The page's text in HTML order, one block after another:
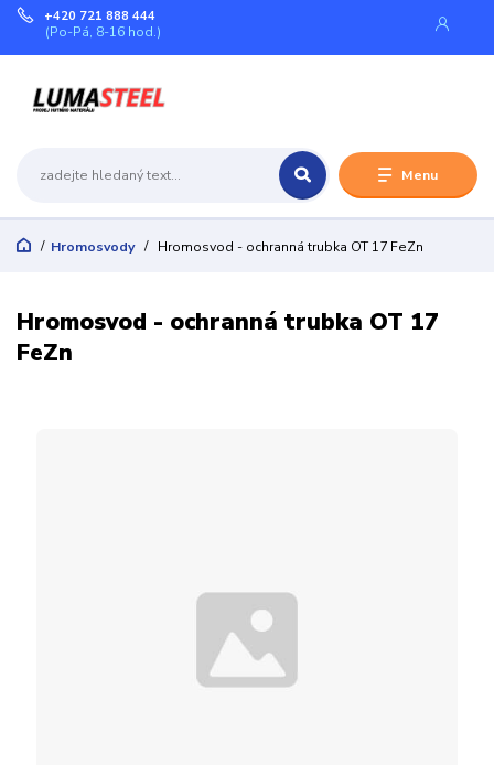
Menu
+420 721 888 444
(Po-Pá, 8-16 hod.)
Hromosvody Hromosvod - ochranná trubka OT 17 FeZn
Hromosvod - ochranná trubka OT 17
FeZn